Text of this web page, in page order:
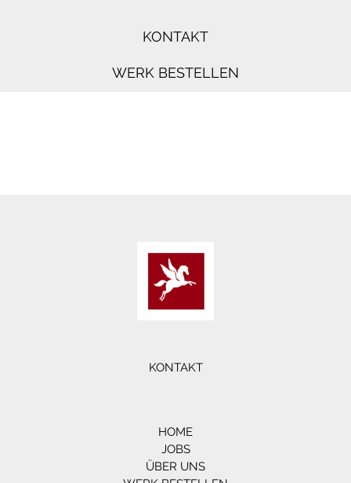
KONTAKT
WERK BESTELLEN
KONTAKT
HOME
JOBS
ÜBER UNS